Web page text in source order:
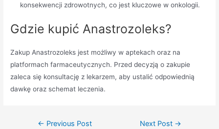
konsekwencji zdrowotnych, co jest kluczowe w onkologii.
Gdzie kupić Anastrozoleks?
Zakup Anastrozoleks jest możliwy w aptekach oraz na
platformach farmaceutycznych. Przed decyzją o zakupie
zaleca się konsultację z lekarzem, aby ustalić odpowiednią
dawkę oraz schemat leczenia.
← Previous Post Next Post →